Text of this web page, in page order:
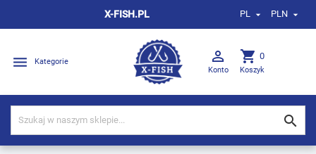
X-FISH.PL PL  PLN 
 Kategorie 
Konto
shopping_cart 0
Koszyk
